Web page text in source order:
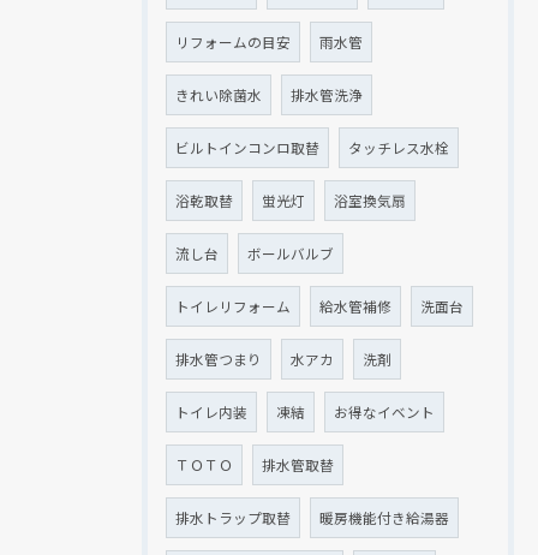
リフォームの目安 雨水管
きれい除菌水 排水管洗浄
ビルトインコンロ取替 タッチレス水栓
浴乾取替 蛍光灯 浴室換気扇
流し台 ボールバルブ
トイレリフォーム 給水管補修 洗面台
排水管つまり 水アカ 洗剤
トイレ内装 凍結 お得なイベント
ＴＯＴＯ 排水管取替
排水トラップ取替 暖房機能付き給湯器